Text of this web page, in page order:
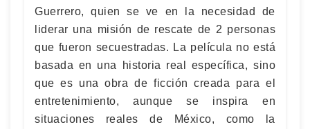
Guerrero, quien se ve en la necesidad de
liderar una misión de rescate de 2 personas
que fueron secuestradas. La película no está
basada en una historia real específica, sino
que es una obra de ficción creada para el
entretenimiento, aunque se inspira en
situaciones reales de México, como la